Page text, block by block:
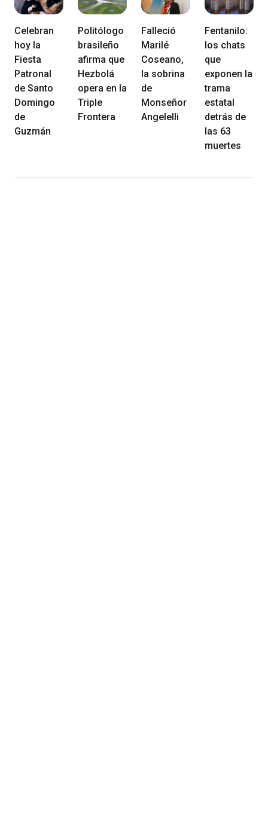
Celebran
hoy la
Fiesta
Patronal
de Santo
Domingo
de
Guzmán
Politólogo
brasileño
afirma que
Hezbolá
opera en la
Triple
Frontera
Falleció
Marilé
Coseano,
la sobrina
de
Monseñor
Angelelli
Fentanilo:
los chats
que
exponen la
trama
estatal
detrás de
las 63
muertes